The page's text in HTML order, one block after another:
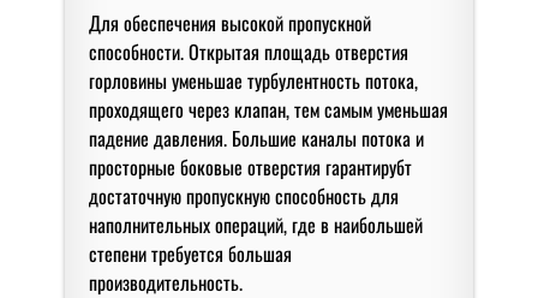
Для обеспечения высокой пропускной
способности. Открытая площадь отверстия
горловины уменьшае турбулентность потока,
проходящего через клапан, тем самым уменьшая
падение давления. Большие каналы потока и
просторные боковые отверстия гарантирубт
достаточную пропускную способность для
наполнительных операций, где в наибольшей
степени требуется большая
производительность.